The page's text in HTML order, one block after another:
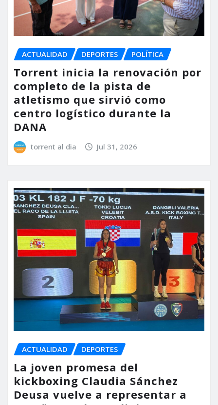
ACTUALIDAD DEPORTES POLÍTICA
Torrent inicia la renovación por
completo de la pista de
atletismo que sirvió como
centro logístico durante la
DANA
torrent al dia Jul 31, 2026
ACTUALIDAD DEPORTES
La joven promesa del
kickboxing Claudia Sánchez
Deusa vuelve a representar a